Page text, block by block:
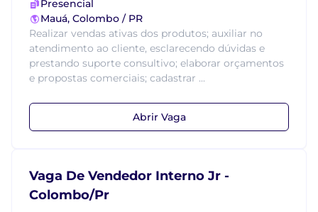
Presencial
Mauá, Colombo / PR
Realizar vendas ativas dos produtos; auxiliar no
atendimento ao cliente, esclarecendo dúvidas e
prestando suporte consultivo; elaborar orçamentos
e propostas comerciais; cadastrar ...
Abrir Vaga
Vaga De Vendedor Interno Jr -
Colombo/Pr